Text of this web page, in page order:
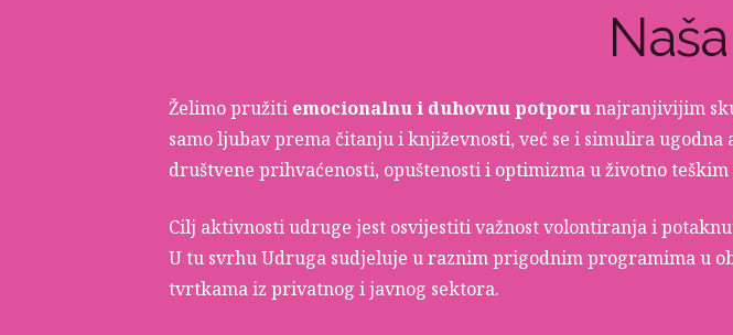
Želimo pružiti emocionalnu i duhovnu potporunajranjivijim
samo ljubav prema čitanju i književnosti, već se i simulira
društvene prihvaćenosti, opuštenosti i optimizma u životno
Cilj aktivnosti udruge jest osvijestiti važnost volontiranja i
U tu svrhu Udruga sudjeluje u raznim prigodnim programima u
tvrtkama iz privatnog i javnog sektora.